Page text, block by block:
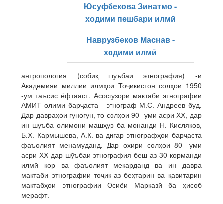
Юсуфбекова Зинатмо -
ходими пешбари илмӣ
Наврузбеков Маснав -
ходими илмӣ
антропология (собиқ шӯъбаи этнография) -и
Академияи миллии илмҳои Тоҷикистон солҳои 1950
-ум таъсис ёфтааст. Асосгузори мактаби этнографии
АМИТ олими барҷаста - этнограф М.С. Андреев буд.
Дар давраҳои гуногун, то солҳои 90 -уми асри ХХ, дар
ин шуъба олимони машҳур ба монанди Н. Кисляков,
Б.Х. Кармышева, А.К. ва дигар этнографҳои барҷаста
фаъолият менамуданд. Дар охири солҳои 80 -уми
асри ХХ дар шӯъбаи этнография беш аз 30 корманди
илмӣ кор ва фаъолият мекарданд ва ин давра
мактаби этнографии тоҷик аз беҳтарин ва қавитарин
мактабҳои этнографии Осиёи Марказӣ ба ҳисоб
мерафт.